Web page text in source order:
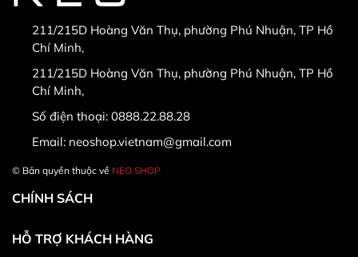
* Hàng được đổi trả khi:
211/215D Hoàng Văn Thụ, phường Phú Nhuận, TP Hồ
Chí Minh,
211/215D Hoàng Văn Thụ, phường Phú Nhuận, TP Hồ
Chí Minh,
Số điện thoại: 0888.22.88.28
Email: neoshop.vietnam@gmail.com
© Bản quyền thuộc về NEO SHOP
CHÍNH SÁCH
HỖ TRỢ KHÁCH HÀNG